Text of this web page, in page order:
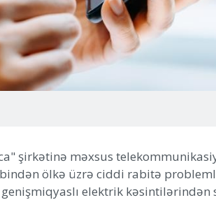
şirkətinə məxsus
ölkə üzrə ciddi rabitə
elektrik kəsintilərindən